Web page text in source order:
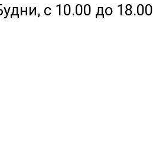
с 10.00 до 18.00